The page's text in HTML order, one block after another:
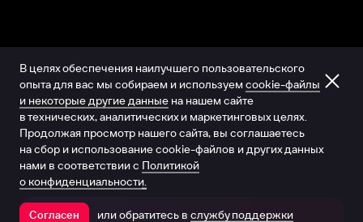
Открыть в приложении
В целях обеспечения наилучшего пользовательского
опыта для вас мы собираем и используем cookie-файлы
и некоторые другие данные на нашем сайте
в технических, аналитических и маркетинговых целях.
Продолжая просмотр нашего сайта, вы соглашаетесь
на сбор и использование cookie-файлов и других данных
нами в соответствии с Политикой
о конфиденциальности.
Согласен или обратитесь в службу поддержки